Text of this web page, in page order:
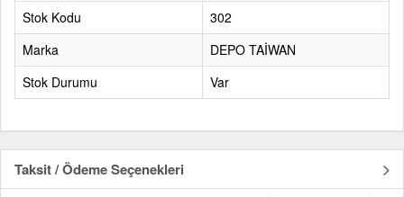
Stok Kodu
302
Marka
DEPO TAİWAN
Stok Durumu
Var
Taksit / Ödeme Seçenekleri